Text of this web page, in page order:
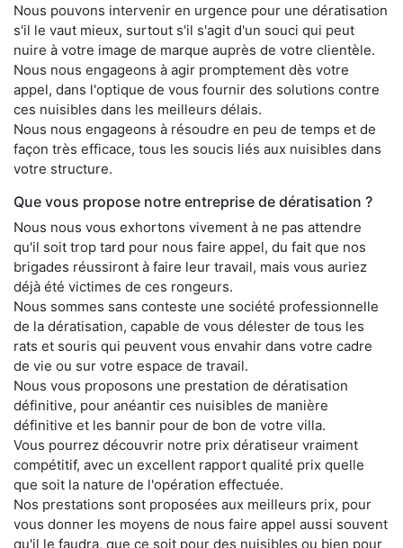
Nous pouvons intervenir en urgence pour une dératisation
s'il le vaut mieux, surtout s'il s'agit d'un souci qui peut
nuire à votre image de marque auprès de votre clientèle.
Nous nous engageons à agir promptement dès votre
appel, dans l'optique de vous fournir des solutions contre
ces nuisibles dans les meilleurs délais.
Nous nous engageons à résoudre en peu de temps et de
façon très efficace, tous les soucis liés aux nuisibles dans
votre structure.
Que vous propose notre entreprise de dératisation ?
Nous nous vous exhortons vivement à ne pas attendre
qu'il soit trop tard pour nous faire appel, du fait que nos
brigades réussiront à faire leur travail, mais vous auriez
déjà été victimes de ces rongeurs.
Nous sommes sans conteste une société professionnelle
de la dératisation, capable de vous délester de tous les
rats et souris qui peuvent vous envahir dans votre cadre
de vie ou sur votre espace de travail.
Nous vous proposons une prestation de dératisation
définitive, pour anéantir ces nuisibles de manière
définitive et les bannir pour de bon de votre villa.
Vous pourrez découvrir notre prix dératiseur vraiment
compétitif, avec un excellent rapport qualité prix quelle
que soit la nature de l'opération effectuée.
Nos prestations sont proposées aux meilleurs prix, pour
vous donner les moyens de nous faire appel aussi souvent
qu'il le faudra, que ce soit pour des nuisibles ou bien pour